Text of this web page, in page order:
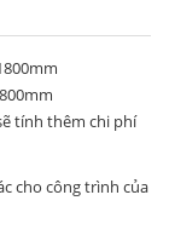
tính thêm chi phí
cho công trình của